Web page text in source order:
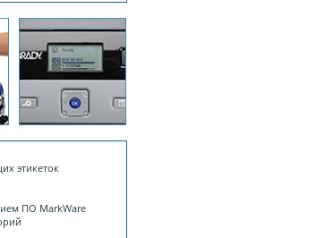
этикеток
ПО MarkWare